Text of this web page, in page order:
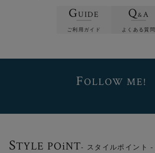
GUIDE
ご利用ガイド
Q&A
よくある質問
FOLLOW ME!
STYLE POiNT- スタイルポイント -